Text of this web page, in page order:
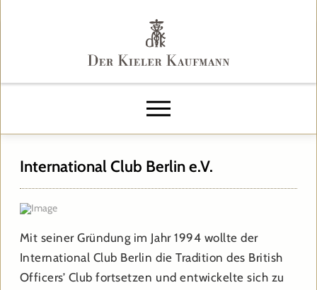
International Club Berlin e.V.
Mit seiner Gründung im Jahr 1994 wollte der
International Club Berlin die Tradition des British
Officers’ Club fortsetzen und entwickelte sich zu